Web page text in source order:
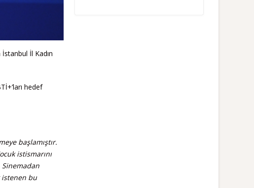
İl Kadın
hedef
başlamıştır.
istismarını
Sinemadan
istenen bu